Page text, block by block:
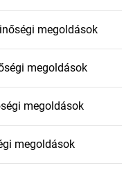
megoldások
megoldások
megoldások
megoldások